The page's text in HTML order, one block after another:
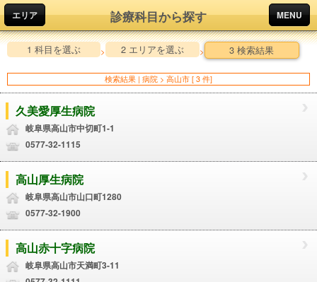
エリア 診療科目から探す MENU
1 科目を選ぶ > 2 エリアを選ぶ > 3 検索結果
検索結果 | 病院 > 高山市 [ 3 件]
久美愛厚生病院
岐阜県高山市中切町1-1
0577-32-1115
高山厚生病院
岐阜県高山市山口町1280
0577-32-1900
高山赤十字病院
岐阜県高山市天満町3-11